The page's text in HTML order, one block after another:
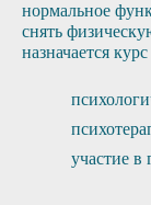
нормальное
снять
назначается
участие в